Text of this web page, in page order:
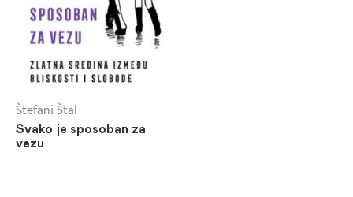
Štefani Štal
Svako je sposoban za
vezu